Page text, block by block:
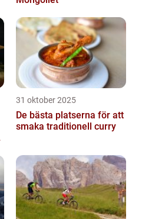
31 oktober 2025
De bästa platserna för att
smaka traditionell curry